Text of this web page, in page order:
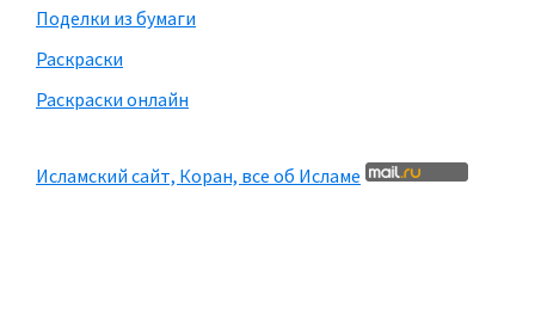
Поделки из бумаги
Раскраски
Раскраски онлайн
Исламский сайт, Коран, все об Исламе